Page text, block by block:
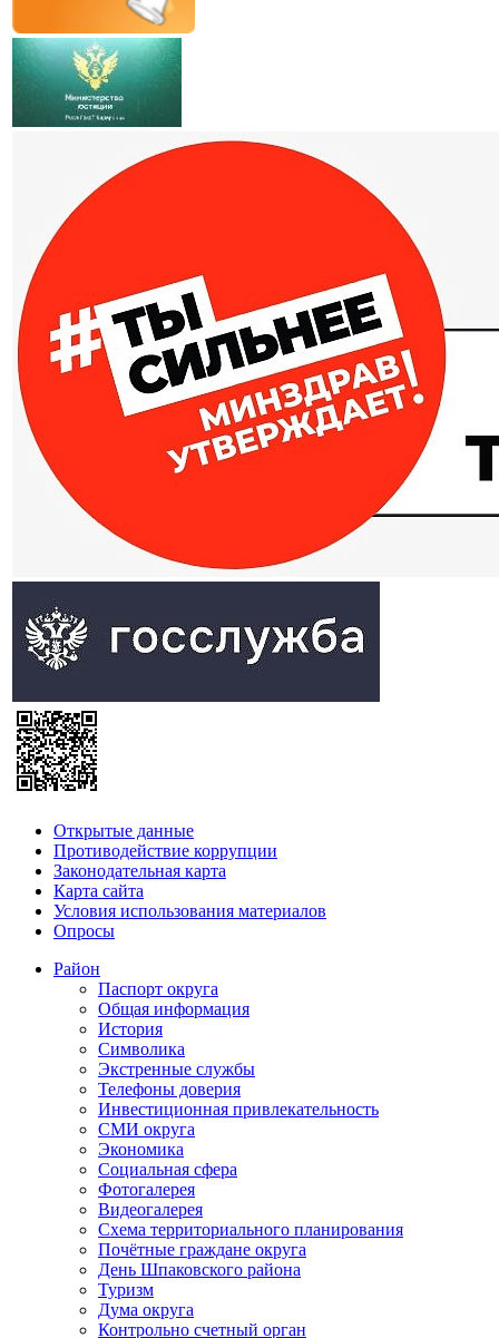
Открытые данные
Противодействие коррупции
Законодательная карта
Карта сайта
Условия использования материалов
Опросы
Район
Паспорт округа
Общая информация
История
Символика
Экстренные службы
Телефоны доверия
Инвестиционная привлекательность
СМИ округа
Экономика
Социальная сфера
Фотогалерея
Видеогалерея
Схема территориального планирования
Почётные граждане округа
День Шпаковского района
Туризм
Дума округа
Контрольно счетный орган